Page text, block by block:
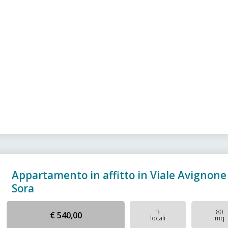
Appartamento in affitto in Viale
Sora
€ 540,00 3
locali
80
mq